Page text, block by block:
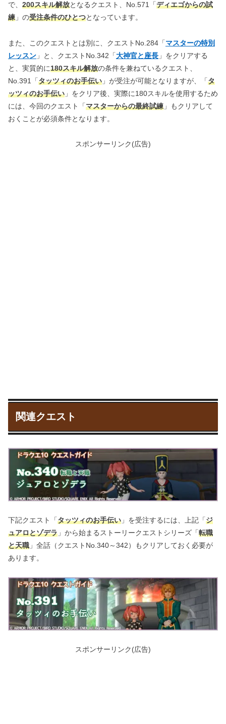
で、 200スキル解放となるクエスト、No.571「ディエゴからの試
練 」の受注条件のひとつとなっています。
また、このクエストとは別に、クエストNo.284「マスターの特別
レッスン 」と、クエストNo.342「大神官と座長 」をクリアする
と、実質的に180スキル解放の条件を兼ねているクエスト、
No.391「タッツィのお手伝い 」が受注が可能となりますが、「タ
ッツィのお手伝い 」をクリア後、実際に180スキルを使用するため
には、今回のクエスト「マスターからの最終試練 」もクリアして
おくことが必須条件となります。
スポンサーリンク(広告)
関連クエスト
下記クエスト「タッツィのお手伝い 」を受注するには、上記「ジ
ュアロとゾデラ 」から始まるストーリークエストシリーズ「転職
と天職 」全話（クエストNo.340～342）もクリアしておく必要が
あります。
スポンサーリンク(広告)